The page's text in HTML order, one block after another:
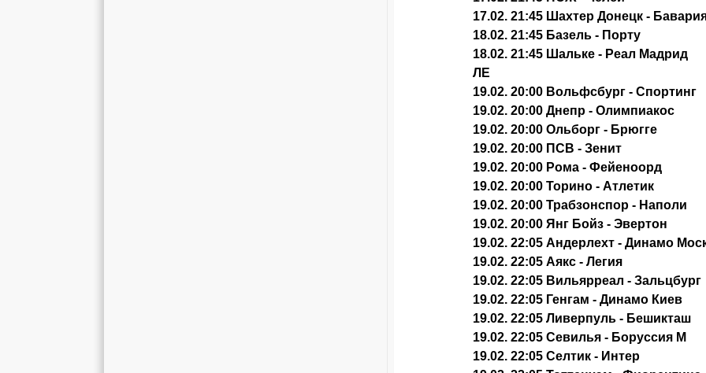
17.02. 21:45 Шахтер Донецк -
18.02. 21:45 Базель - Порту
18.02. 21:45 Шальке - Реал Мадрид
ЛЕ
19.02. 20:00 Вольфсбург - Спортинг
19.02. 20:00 Днепр - Олимпиакос
19.02. 20:00 Ольборг - Брюгге
19.02. 20:00 ПСВ - Зенит
19.02. 20:00 Рома - Фейеноорд
19.02. 20:00 Торино - Атлетик
19.02. 20:00 Трабзонспор - Наполи
19.02. 20:00 Янг Бойз - Эвертон
19.02. 22:05 Андерлехт - Динамо
19.02. 22:05 Аякс - Легия
19.02. 22:05 Вильярреал - Зальцбург
19.02. 22:05 Генгам - Динамо Киев
19.02. 22:05 Ливерпуль - Бешикташ
19.02. 22:05 Севилья - Боруссия М
19.02. 22:05 Селтик - Интер